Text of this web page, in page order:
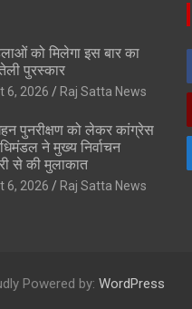
को मिलेगा इस बार का
पुरस्कार
6, 2026 Raj Satta News
पुनरीक्षण को लेकर कांग्रेस
ने मुख्य निर्वाचन
से की मुलाकात
6, 2026 Raj Satta News
Powered by: WordPress